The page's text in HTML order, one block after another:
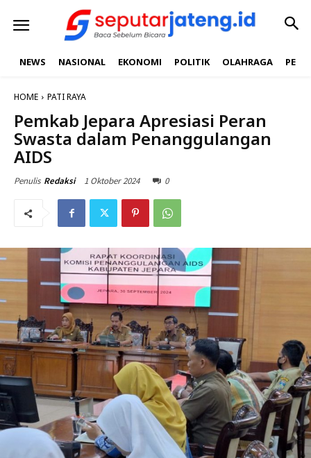
NEWS NASIONAL EKONOMI POLITIK OLAHRAGA
HOME PATI RAYA
Pemkab Jepara Apresiasi Peran
Swasta dalam Penanggulangan
AIDS
Penulis Redaksi 1 Oktober 2024 0